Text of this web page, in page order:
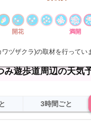
開花 満開
ヅザクラ)の取材を行ってい
み遊歩道周辺の天気
3時間ごと